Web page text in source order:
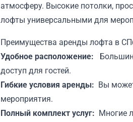
атмосферу. Высокие потолки,
лофты универсальными для
Преимущества аренды лофта в
Удобное расположение:
доступ для гостей.
Гибкие условия аренды: Вы
мероприятия.
Полный комплект услуг: Многие